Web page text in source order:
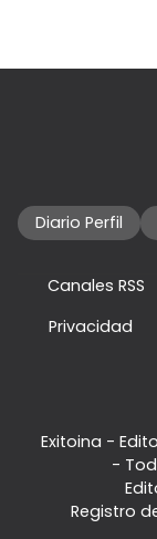
Diario Perfil
Canales RSS
Privacidad
Exitoina -
-
Registro